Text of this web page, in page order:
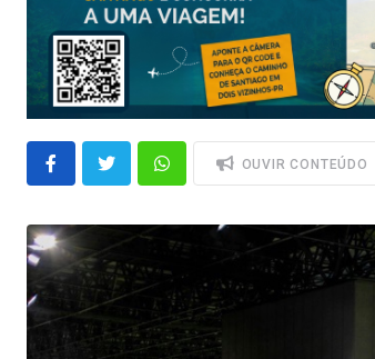
OUVIR CONTEÚDO